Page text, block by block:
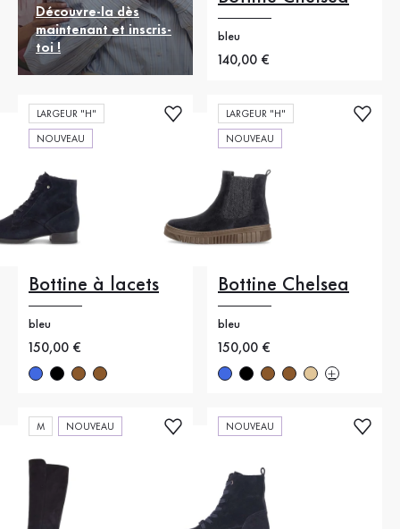
Découvre-la dès
maintenant et inscris-
toi !
bleu
Nouveau prix
140,00 €
LARGEUR "H"
NOUVEAU
Bottine à lacets
bleu
Nouveau prix
150,00 €
LARGEUR "H"
NOUVEAU
Bottine Chelsea
bleu
Nouveau prix
150,00 €
M NOUVEAU NOUVEAU